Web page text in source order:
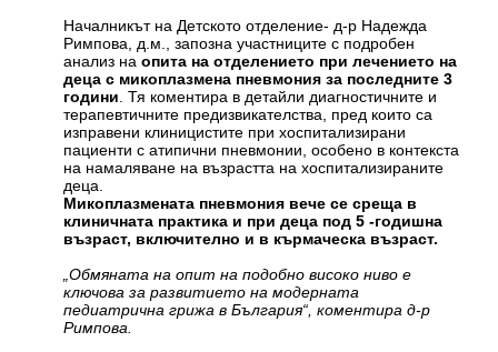
Началникът на Детското отделение- д-р Надежда
Римпова, д.м., запозна участниците с подробен
анализ наопита на отделението при лечението на
деца с микоплазмена пневмония за последните 3
години . Тя коментира в детайли диагностичните и
терапевтичните предизвикателства, пред които са
изправени клиницистите при хоспитализирани
пациенти с атипични пневмонии, особено в контекста
на намаляване на възрастта на хоспитализираните
деца.
Микоплазмената пневмония вече се среща в
клиничната практика и при деца под 5 -годишна
възраст, включително и в кърмаческа възраст.
„Обмяната на опит на подобно високо ниво е
ключова за развитието на модерната
педиатрична грижа в България“, коментира д-р
Римпова.